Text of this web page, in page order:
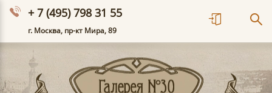
+ 7 (495) 798 31 55
г. Москва, пр-кт Мира, 89